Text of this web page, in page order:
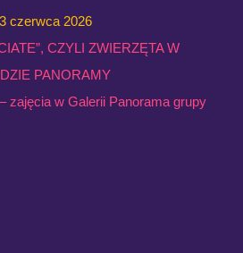
czerwca 2026
CZYLI ZWIERZĘTA W
PANORAMY
zajęcia w Galerii Panorama grupy